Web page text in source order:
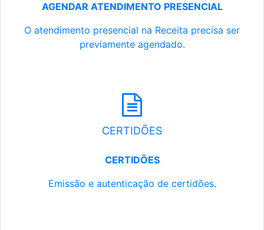
AGENDAR ATENDIMENTO PRESENCIAL
O atendimento presencial na Receita precisa ser
previamente agendado.
CERTIDÕES
CERTIDÕES
Emissão e autenticação de certidões.